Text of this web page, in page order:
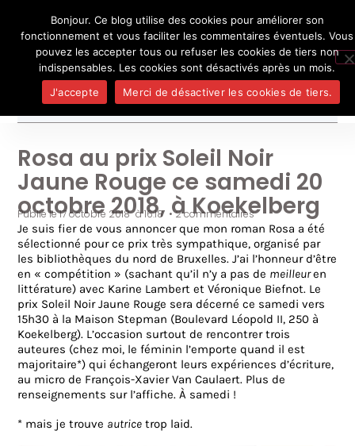
UN BLOG DESEL
Je pense, donc je ne suis personne
Médias
Rosa au prix Soleil Noir
Jaune Rouge ce samedi 20
octobre 2018, à Koekelberg
Publié le17 octobre 2018 à16:18 •2 commentaires
Je suis fier de vous annoncer que mon roman Rosa a été
sélectionné pour ce prix très sympathique, organisé par
les bibliothèques du nord de Bruxelles. J’ai l’honneur d’être
en « compétition » (sachant qu’il n’y a pas de meilleuren
littérature) avec Karine Lambert et Véronique Biefnot. Le
prix Soleil Noir Jaune Rouge sera décerné ce samedi vers
15h30 à la Maison Stepman (Boulevard Léopold II, 250 à
Koekelberg). L’occasion surtout de rencontrer trois
auteures (chez moi, le féminin l’emporte quand il est
majoritaire*) qui échangeront leurs expériences d’écriture,
au micro de François-Xavier Van Caulaert. Plus de
renseignements sur l’affiche. À samedi !
* mais je trouve autrice trop laid.
Bonjour. Ce blog utilise des cookies pour améliorer son
fonctionnement et vous faciliter les commentaires éventuels. Vous
pouvez les accepter tous ou refuser les cookies de tiers non
indispensables. Les cookies sont désactivés après un mois.
J'accepte
Merci de désactiver les cookies de tiers.